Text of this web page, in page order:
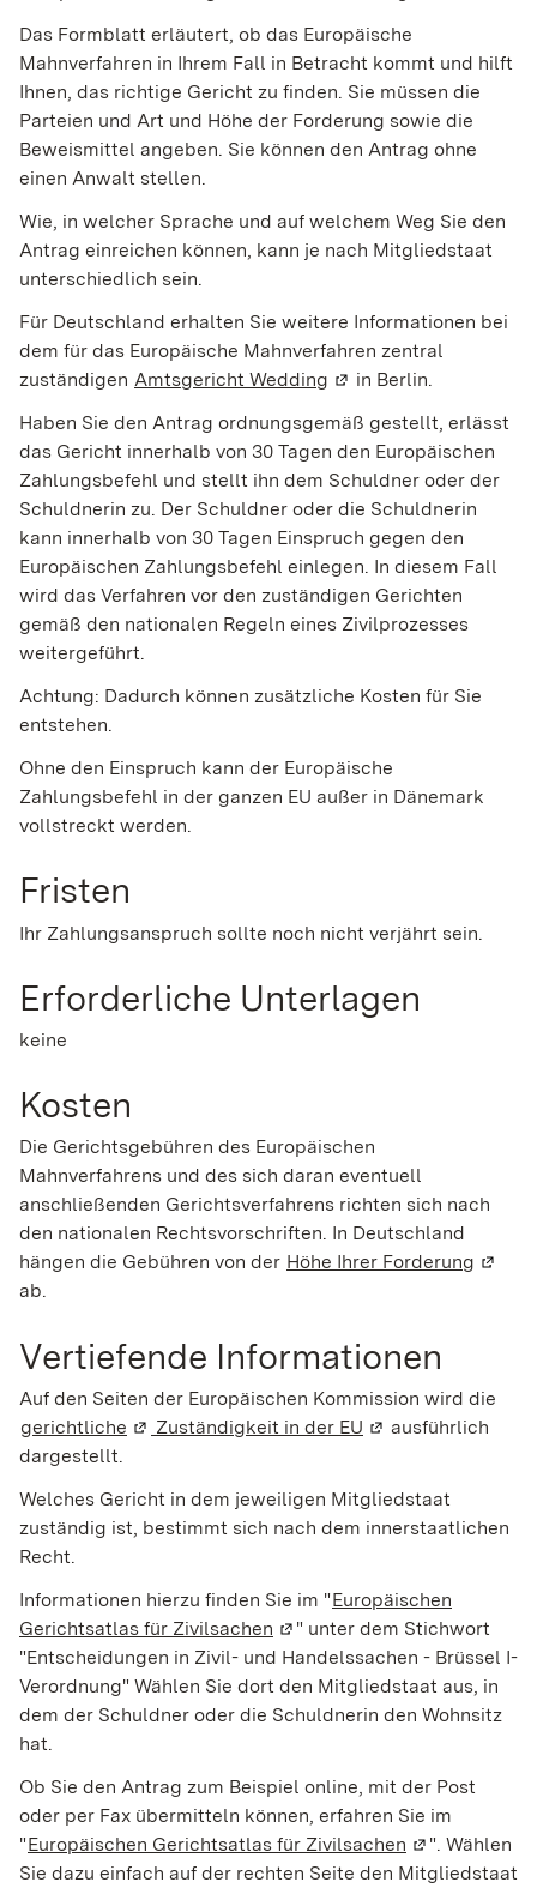
Das Formblatt erläutert, ob das Europäische
Mahnverfahren in Ihrem Fall in Betracht kommt und hilft
Ihnen, das richtige Gericht zu finden. Sie müssen die
Parteien und Art und Höhe der Forderung sowie die
Beweismittel angeben. Sie können den Antrag ohne
einen Anwalt stellen.
Wie, in welcher Sprache und auf welchem Weg Sie den
Antrag einreichen können, kann je nach Mitgliedstaat
unterschiedlich sein.
Für Deutschland erhalten Sie weitere Informationen bei
dem für das Europäische Mahnverfahren zentral
zuständigen Amtsgericht Wedding (Wird in einem neuen
in Berlin.
Haben Sie den Antrag ordnungsgemäß gestellt, erlässt
das Gericht innerhalb von 30 Tagen den Europäischen
Zahlungsbefehl und stellt ihn dem Schuldner oder der
Schuldnerin zu. Der Schuldner oder die Schuldnerin
kann innerhalb von 30 Tagen Einspruch gegen den
Europäischen Zahlungsbefehl einlegen. In diesem Fall
wird das Verfahren vor den zuständigen Gerichten
gemäß den nationalen Regeln eines Zivilprozesses
weitergeführt.
Achtung: Dadurch können zusätzliche Kosten für Sie
entstehen.
Ohne den Einspruch kann der Europäische
Zahlungsbefehl in der ganzen EU außer in Dänemark
vollstreckt werden.
Fristen
Ihr Zahlungsanspruch sollte noch nicht verjährt sein.
Erforderliche Unterlagen
keine
Kosten
Die Gerichtsgebühren des Europäischen
Mahnverfahrens und des sich daran eventuell
anschließenden Gerichtsverfahrens richten sich nach
den nationalen Rechtsvorschriften. In Deutschland
hängen die Gebühren von der Höhe Ihrer Forderung (Wird
ab.
Vertiefende Informationen
Auf den Seiten der Europäischen Kommission wird die
gerichtliche (Wird in einem neuen Fenster geöffnet)
Zuständigkeit in der EU (Wird in einem
ausführlich
dargestellt.
Welches Gericht in dem jeweiligen Mitgliedstaat
zuständig ist, bestimmt sich nach dem innerstaatlichen
Recht.
Informationen hierzu finden Sie im "Europäischen
Gerichtsatlas für Zivilsachen (Wird in einem neuen
" unter dem Stichwort
"Entscheidungen in Zivil- und Handelssachen - Brüssel I-
Verordnung" Wählen Sie dort den Mitgliedstaat aus, in
dem der Schuldner oder die Schuldnerin den Wohnsitz
hat.
Ob Sie den Antrag zum Beispiel online, mit der Post
oder per Fax übermitteln können, erfahren Sie im
"Europäischen Gerichtsatlas für Zivilsachen (Wird in
". Wählen
Sie dazu einfach auf der rechten Seite den Mitgliedstaat